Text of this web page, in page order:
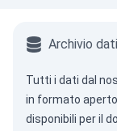
Archivio
Tutti i dati dal
in formato
disponibili per il